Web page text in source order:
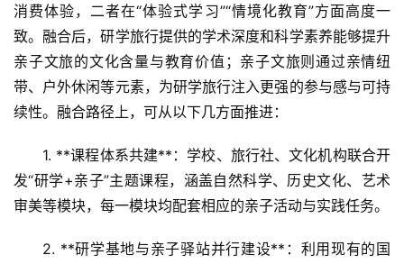
消费体验，二者在“体验式学习”“情境化教育”方面高度一
致。融合后，研学旅行提供的学术深度和科学素养能够提升
亲子文旅的文化含量与教育价值；亲子文旅则通过亲情纽
带、户外休闲等元素，为研学旅行注入更强的参与感与可持
续性。融合路径上，可从以下几方面推进：
1. **课程体系共建**：学校、旅行社、文化机构联合开
发“研学+亲子”主题课程，涵盖自然科学、历史文化、艺术
审美等模块，每一模块均配套相应的亲子活动与实践任务。
2. **研学基地与亲子驿站并行建设**：利用现有的国